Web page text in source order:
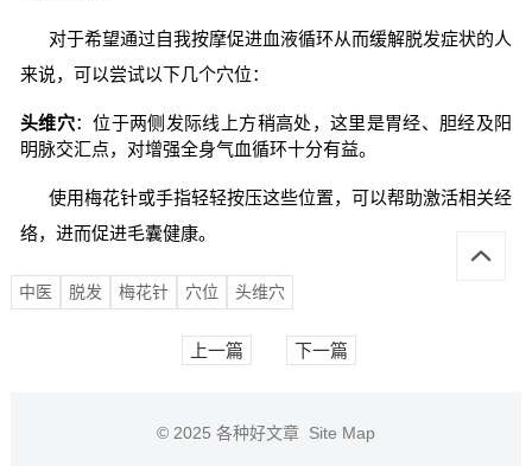
对于希望通过自我按摩促进血液循环从而缓解脱发症状的人
来说，可以尝试以下几个穴位：
头维穴：位于两侧发际线上方稍高处，这里是胃经、胆经及阳
明脉交汇点，对增强全身气血循环十分有益。
使用梅花针或手指轻轻按压这些位置，可以帮助激活相关经
络，进而促进毛囊健康。
中医 脱发 梅花针 穴位 头维穴
上一篇 下一篇
© 2025 各种好文章 Site Map